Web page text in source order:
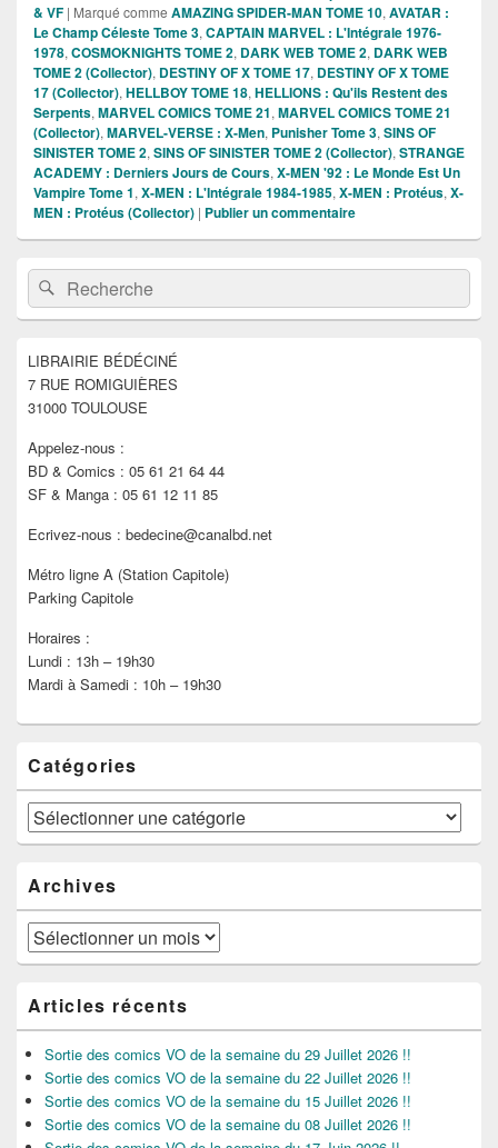
& VF | Marqué comme AMAZING SPIDER-MAN TOME 10, AVATAR :
Le Champ Céleste Tome 3, CAPTAIN MARVEL : L'Intégrale 1976-
1978, COSMOKNIGHTS TOME 2, DARK WEB TOME 2, DARK WEB
TOME 2 (Collector), DESTINY OF X TOME 17, DESTINY OF X TOME
17 (Collector), HELLBOY TOME 18, HELLIONS : Qu'ils Restent des
Serpents, MARVEL COMICS TOME 21, MARVEL COMICS TOME 21
(Collector), MARVEL-VERSE : X-Men, Punisher Tome 3, SINS OF
SINISTER TOME 2, SINS OF SINISTER TOME 2 (Collector), STRANGE
ACADEMY : Derniers Jours de Cours, X-MEN '92 : Le Monde Est Un
Vampire Tome 1, X-MEN : L'Intégrale 1984-1985, X-MEN : Protéus, X-
MEN : Protéus (Collector) | Publier un commentaire
Zone
principale
de
widget
barre
latérale
Recherche :Rechercher
LIBRAIRIE BÉDÉCINÉ
7 RUE ROMIGUIÈRES
31000 TOULOUSE
Appelez-nous :
BD & Comics : 05 61 21 64 44
SF & Manga : 05 61 12 11 85
Ecrivez-nous : bedecine@canalbd.net
Métro ligne A (Station Capitole)
Parking Capitole
Horaires :
Lundi : 13h – 19h30
Mardi à Samedi : 10h – 19h30
Catégories
Catégories
Archives
Archives
Articles récents
Sortie des comics VO de la semaine du 29 Juillet 2026 !!
Sortie des comics VO de la semaine du 22 Juillet 2026 !!
Sortie des comics VO de la semaine du 15 Juillet 2026 !!
Sortie des comics VO de la semaine du 08 Juillet 2026 !!